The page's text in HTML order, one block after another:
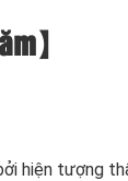
】
hiện tượng